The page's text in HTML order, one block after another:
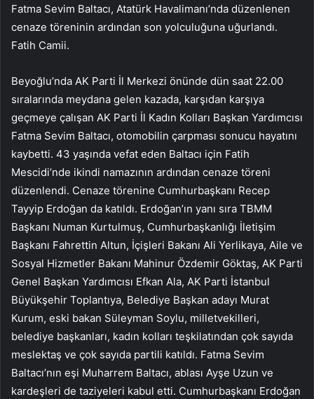
Fatma Sevim Baltacı, Atatürk Havalimanı’nda düzenlenen
cenaze töreninin ardından son yolculuğuna uğurlandı.
Fatih Camii.
Beyoğlu’nda AK Parti İl Merkezi önünde dün saat 22.00
sıralarında meydana gelen kazada, karşıdan karşıya
geçmeye çalışan AK Parti İl Kadın Kolları Başkan Yardımcısı
Fatma Sevim Baltacı, otomobilin çarpması sonucu hayatını
kaybetti. 43 yaşında vefat eden Baltacı için Fatih
Mescidi’nde ikindi namazının ardından cenaze töreni
düzenlendi. Cenaze törenine Cumhurbaşkanı Recep
Tayyip Erdoğan da katıldı. Erdoğan’ın yanı sıra TBMM
Başkanı Numan Kurtulmuş, Cumhurbaşkanlığı İletişim
Başkanı Fahrettin Altun, İçişleri Bakanı Ali Yerlikaya, Aile ve
Sosyal Hizmetler Bakanı Mahinur Özdemir Göktaş, AK Parti
Genel Başkan Yardımcısı Efkan Ala, AK Parti İstanbul
Büyükşehir Toplantıya, Belediye Başkan adayı Murat
Kurum, eski bakan Süleyman Soylu, milletvekilleri,
belediye başkanları, kadın kolları teşkilatından çok sayıda
meslektaş ve çok sayıda partili katıldı. Fatma Sevim
Baltacı’nın eşi Muharrem Baltacı, ablası Ayşe Uzun ve
kardeşleri de taziyeleri kabul etti. Cumhurbaşkanı Erdoğan